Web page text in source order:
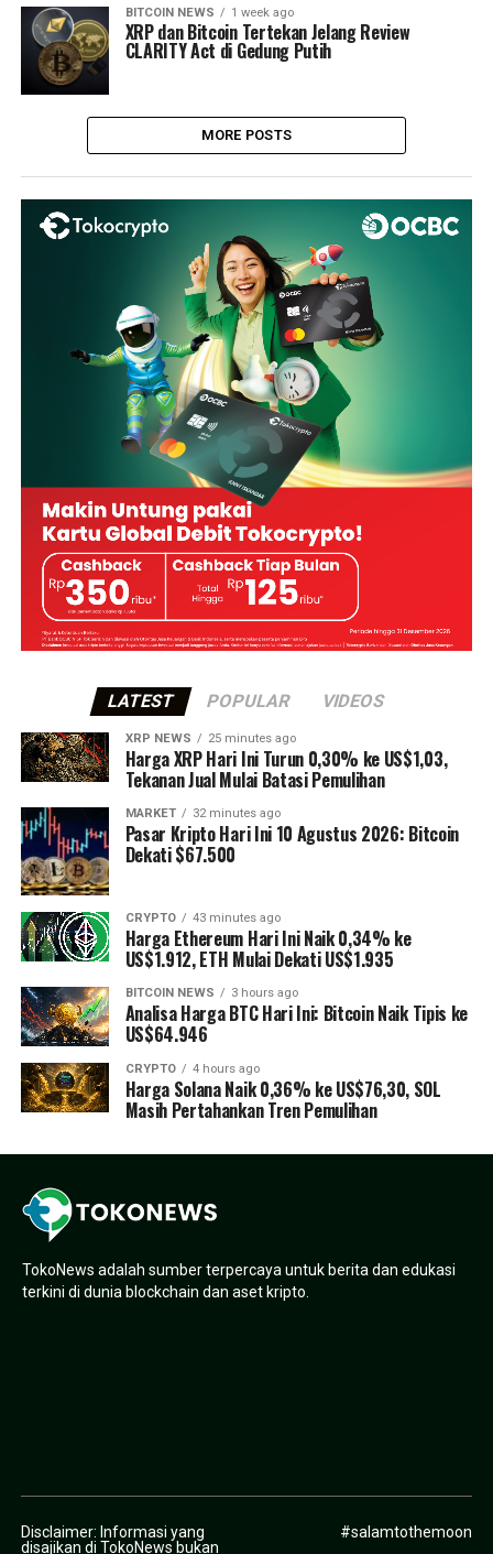
BITCOIN NEWS 1 week ago
XRP dan Bitcoin Tertekan Jelang Review
CLARITY Act di Gedung Putih
MORE POSTS
LATEST POPULAR VIDEOS
XRP NEWS 25 minutes ago
Harga XRP Hari Ini Turun 0,30% ke US$1,03,
Tekanan Jual Mulai Batasi Pemulihan
MARKET 32 minutes ago
Pasar Kripto Hari Ini 10 Agustus 2026: Bitcoin
Dekati $67.500
CRYPTO 43 minutes ago
Harga Ethereum Hari Ini Naik 0,34% ke
US$1.912, ETH Mulai Dekati US$1.935
BITCOIN NEWS 3 hours ago
Analisa Harga BTC Hari Ini: Bitcoin Naik Tipis ke
US$64.946
CRYPTO 4 hours ago
Harga Solana Naik 0,36% ke US$76,30, SOL
Masih Pertahankan Tren Pemulihan
TokoNews adalah sumber terpercaya untuk berita dan edukasi
terkini di dunia blockchain dan aset kripto.
Disclaimer: Informasi yang
disajikan di TokoNews bukan
#salamtothemoon